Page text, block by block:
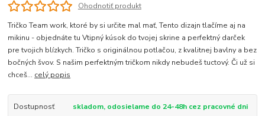
Ohodnotiť produkt
Tričko Team work, ktoré by si určite mal mať, Tento dizajn tlačíme aj na
mikinu - objednáte tu Vtipný kúsok do tvojej skrine a perfektný darček
pre tvojich blízkych. Tričko s originálnou potlačou, z kvalitnej bavlny a bez
bočných švov. S našim perfektným tričkom nikdy nebudeš tuctový. Či už si
chceš... celý popis
Dostupnosť skladom, odosielame do 24-48h cez pracovné dni